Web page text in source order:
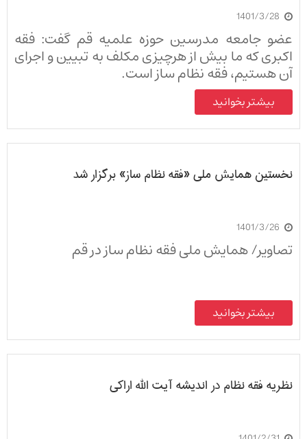
1401/3/28
عضو جامعه مدرسین حوزه علمیه قم گفت: فقه
اکبری که ما بیش از هرچیزی مکلف به تبیین و اجرای
آن هستیم، فقه نظام ساز است.
بیشتر بخوانید
نخستین همایش ملی «فقه نظام ساز» برگزار شد
1401/3/26
تصاویر/ همایش ملی فقه نظام ساز در قم
بیشتر بخوانید
نظریه فقه نظام در اندیشه آیت الله اراکی